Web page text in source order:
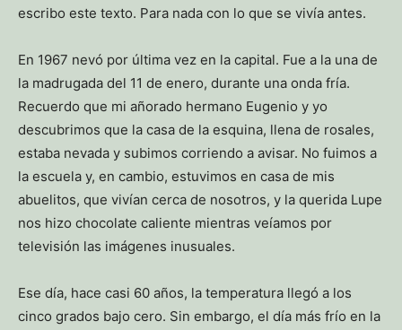
escribo este texto. Para nada con lo que se vivía antes.
En 1967 nevó por última vez en la capital. Fue a la una de
la madrugada del 11 de enero, durante una onda fría.
Recuerdo que mi añorado hermano Eugenio y yo
descubrimos que la casa de la esquina, llena de rosales,
estaba nevada y subimos corriendo a avisar. No fuimos a
la escuela y, en cambio, estuvimos en casa de mis
abuelitos, que vivían cerca de nosotros, y la querida Lupe
nos hizo chocolate caliente mientras veíamos por
televisión las imágenes inusuales.
Ese día, hace casi 60 años, la temperatura llegó a los
cinco grados bajo cero. Sin embargo, el día más frío en la